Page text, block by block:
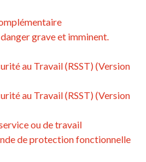
grave et imminent.
au Travail (RSST) (Version
au Travail (RSST) (Version
ou de travail
de protection fonctionnelle